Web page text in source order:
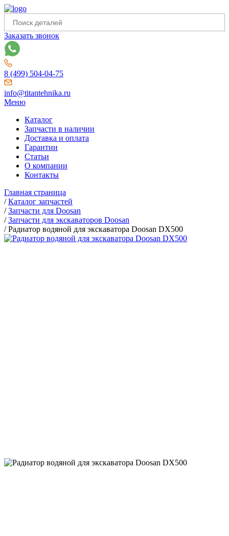
Заказать звонок
8 (499) 504-04-75
info@titantehnika.ru
Меню
Каталог
Запчасти в наличии
Доставка и оплата
Гарантии
Статьи
О компании
Контакты
Главная страница
/Каталог запчастей
/Запчасти для Doosan
/Запчасти для экскаваторов Doosan
/Радиатор водяной для экскаватора Doosan DX500